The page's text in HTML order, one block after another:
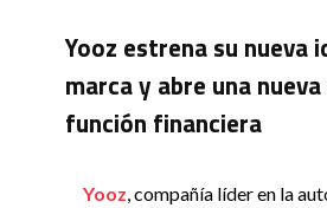
Yooz estrena su nueva
marca y abre una
función financiera
Yooz, compañía líder en la